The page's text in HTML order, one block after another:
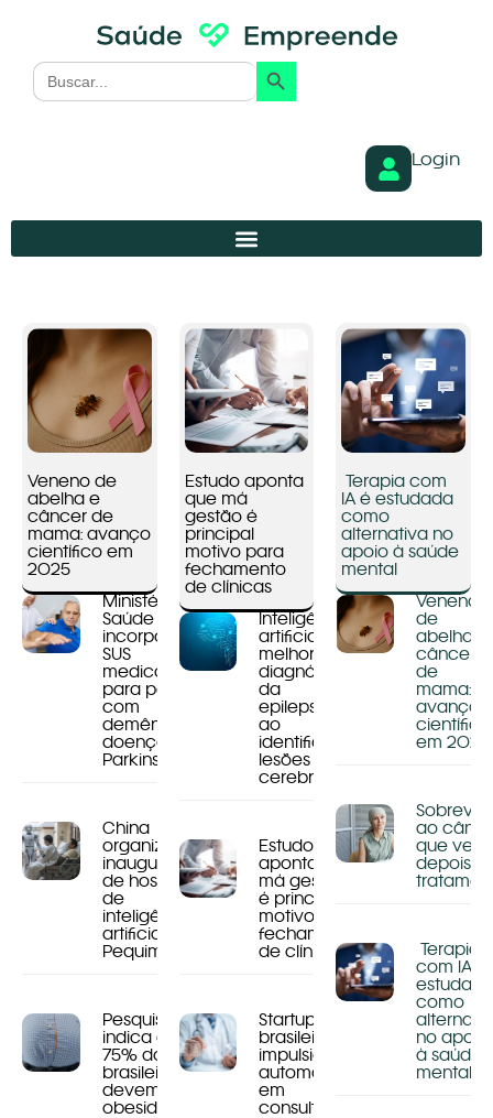
Search
for:
Search Button
Login
Veneno de
abelha e
câncer de
mama: avanço
científico em
2025
Ministério da
Saúde
incorpora ao
SUS
medicamento
para pessoas
com
demência e
doença de
Parkinson
China
organiza
inauguração
de hospital
de
inteligência
artificial, em
Pequim
Pesquisa
indica que
75% dos
brasileiros
devem ter
obesidade
Estudo aponta
que má
gestão é
principal
motivo para
fechamento
de clínicas
Inteligência
artificial
melhora
diagnóstico
da
epilepsia
ao
identificar
lesões
cerebrais
Estudo
aponta que
má gestão
é principal
motivo para
fechamento
de clínicas
Startup
brasileira
impulsiona
automação
em
consultórios
Terapia com
IA é estudada
como
alternativa no
apoio à saúde
mental
Veneno
de
abelha e
câncer
de
mama:
avanço
científico
em 2025
ao
que vem
depois
Terapia
com IA é
como
no apoio
à saúde
mental